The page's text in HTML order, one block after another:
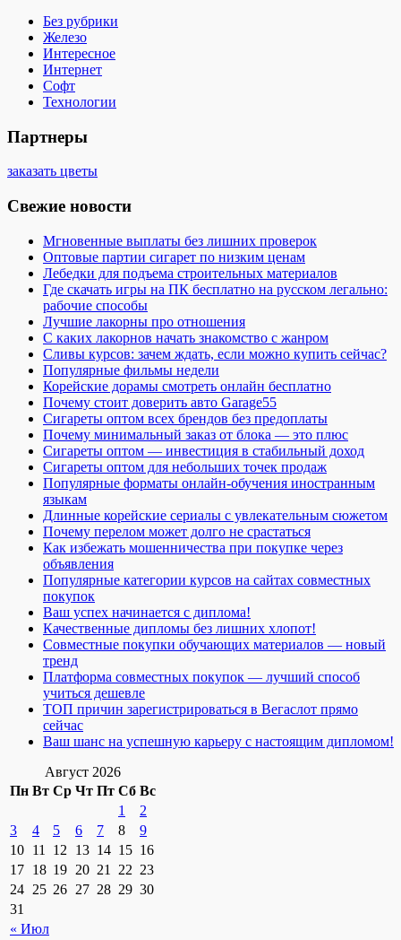
Без рубрики
Железо
Интересное
Интернет
Софт
Технологии
Партнеры
заказать цветы
Свежие новости
Мгновенные выплаты без лишних проверок
Оптовые партии сигарет по низким ценам
Лебедки для подъема строительных материалов
Где скачать игры на ПК бесплатно на русском легально:
рабочие способы
Лучшие лакорны про отношения
С каких лакорнов начать знакомство с жанром
Сливы курсов: зачем ждать, если можно купить сейчас?
Популярные фильмы недели
Корейские дорамы смотреть онлайн бесплатно
Почему стоит доверить авто Garage55
Сигареты оптом всех брендов без предоплаты
Почему минимальный заказ от блока — это плюс
Сигареты оптом — инвестиция в стабильный доход
Сигареты оптом для небольших точек продаж
Популярные форматы онлайн-обучения иностранным
языкам
Длинные корейские сериалы с увлекательным сюжетом
Почему перелом может долго не срастаться
Как избежать мошенничества при покупке через
объявления
Популярные категории курсов на сайтах совместных
покупок
Ваш успех начинается с диплома!
Качественные дипломы без лишних хлопот!
Совместные покупки обучающих материалов — новый
тренд
Платформа совместных покупок — лучший способ
учиться дешевле
ТОП причин зарегистрироваться в Вегаслот прямо
сейчас
Ваш шанс на успешную карьеру с настоящим дипломом!
Август 2026
Пн Вт Ср Чт Пт Сб Вс
« Июл
1
2
3
4 5 6 7 8
9
10 11 12 13 14 15 16
17 18 19 20 21 22 23
24 25 26 27 28 29 30
31